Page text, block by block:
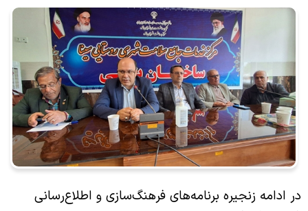
در ادامه زنجیره برنامه‌های فرهنگ‌سازی و اطلاع‌رسانی